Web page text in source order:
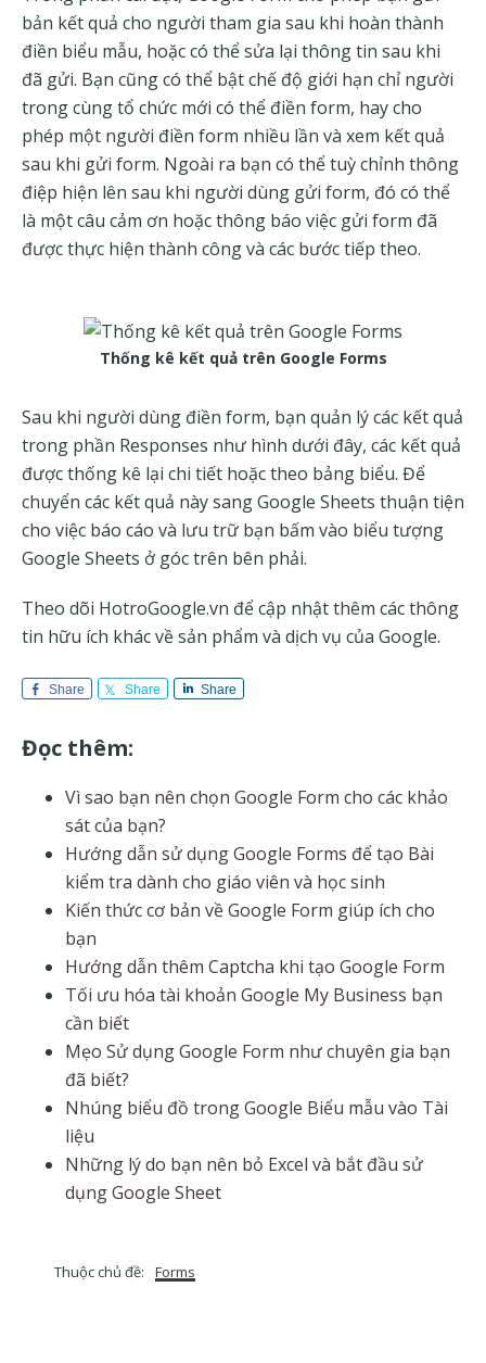
bản kết quả cho người tham gia sau khi hoàn thành
điền biểu mẫu, hoặc có thể sửa lại thông tin sau khi
đã gửi. Bạn cũng có thể bật chế độ giới hạn chỉ người
trong cùng tổ chức mới có thể điền form, hay cho
phép một người điền form nhiều lần và xem kết quả
sau khi gửi form. Ngoài ra bạn có thể tuỳ chỉnh thông
điệp hiện lên sau khi người dùng gửi form, đó có thể
là một câu cảm ơn hoặc thông báo việc gửi form đã
được thực hiện thành công và các bước tiếp theo.
Thống kê kết quả trên Google Forms
Sau khi người dùng điền form, bạn quản lý các kết quả
trong phần Responses như hình dưới đây, các kết quả
được thống kê lại chi tiết hoặc theo bảng biểu. Để
chuyển các kết quả này sang Google Sheets thuận tiện
cho việc báo cáo và lưu trữ bạn bấm vào biểu tượng
Google Sheets ở góc trên bên phải.
Theo dõi HotroGoogle.vn để cập nhật thêm các thông
tin hữu ích khác về sản phẩm và dịch vụ của Google.
Share Share Share
Đọc thêm:
Vì sao bạn nên chọn Google Form cho các khảo
sát của bạn?
Hướng dẫn sử dụng Google Forms để tạo Bài
kiểm tra dành cho giáo viên và học sinh
Kiến thức cơ bản về Google Form giúp ích cho
bạn
Hướng dẫn thêm Captcha khi tạo Google Form
Tối ưu hóa tài khoản Google My Business bạn
cần biết
Mẹo Sử dụng Google Form như chuyên gia bạn
đã biết?
Nhúng biểu đồ trong Google Biểu mẫu vào Tài
liệu
Những lý do bạn nên bỏ Excel và bắt đầu sử
dụng Google Sheet
Thuộc chủ đề: Forms